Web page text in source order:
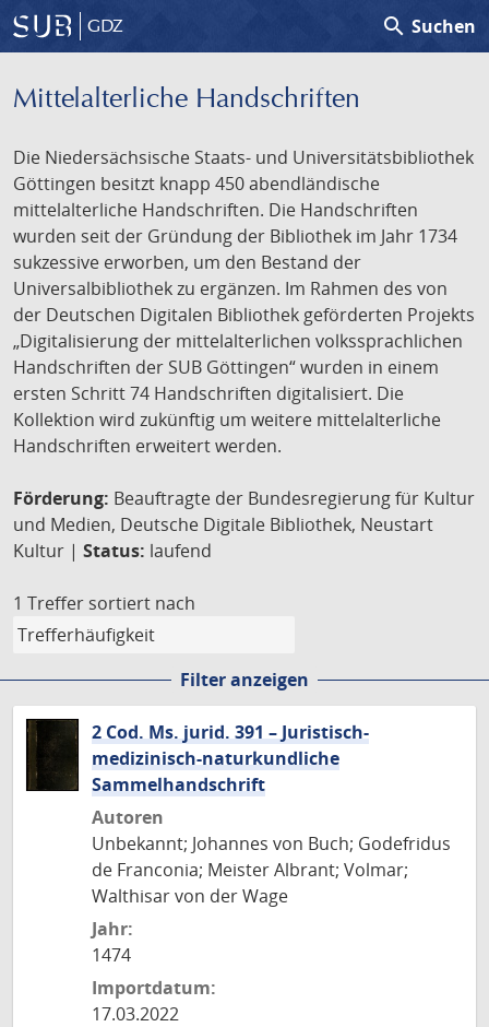
GDZ search Suchen
Mittelalterliche Handschriften
Die Niedersächsische Staats- und Universitätsbibliothek
Göttingen besitzt knapp 450 abendländische
mittelalterliche Handschriften. Die Handschriften
wurden seit der Gründung der Bibliothek im Jahr 1734
sukzessive erworben, um den Bestand der
Universalbibliothek zu ergänzen. Im Rahmen des von
der Deutschen Digitalen Bibliothek geförderten Projekts
„Digitalisierung der mittelalterlichen volkssprachlichen
Handschriften der SUB Göttingen“ wurden in einem
ersten Schritt 74 Handschriften digitalisiert. Die
Kollektion wird zukünftig um weitere mittelalterliche
Handschriften erweitert werden.
Förderung: Beauftragte der Bundesregierung für Kultur
und Medien, Deutsche Digitale Bibliothek, Neustart
Kultur | Status: laufend
1 Treffer sortiert nach
Filter anzeigen
2 Cod. Ms. jurid. 391 – Juristisch-
medizinisch-naturkundliche
Sammelhandschrift
Autoren
Unbekannt; Johannes von Buch; Godefridus
de Franconia; Meister Albrant; Volmar;
Walthisar von der Wage
Jahr:
1474
Importdatum:
17.03.2022